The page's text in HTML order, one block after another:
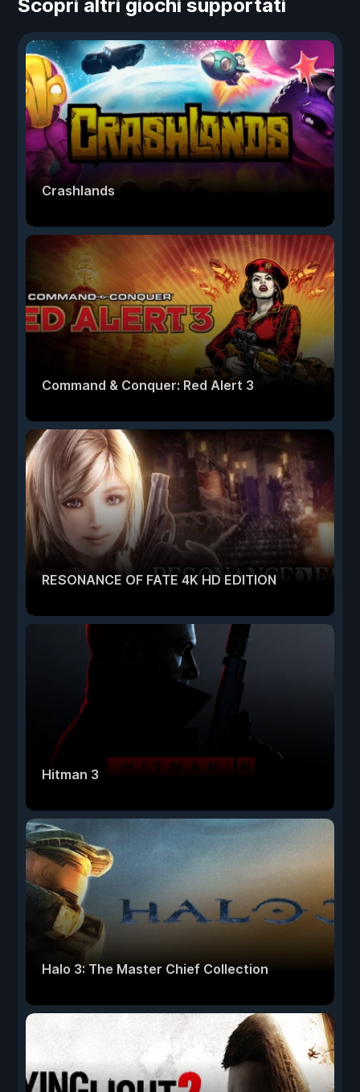
Scopri altri giochi supportati
Crashlands
Command & Conquer: Red Alert 3
RESONANCE OF FATE 4K HD EDITION
Hitman 3
Halo 3: The Master Chief Collection